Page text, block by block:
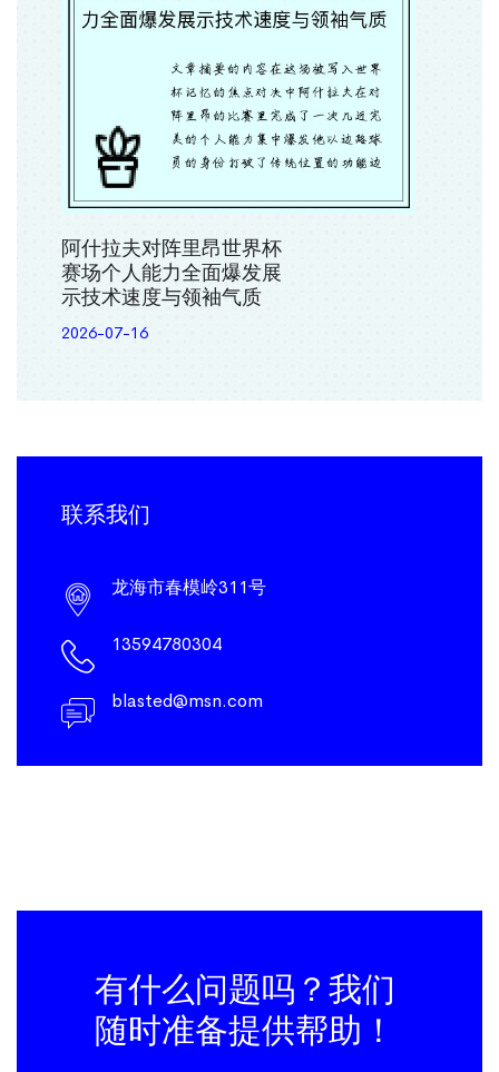
阿什拉夫对阵里昂世界杯
赛场个人能力全面爆发展
示技术速度与领袖气质
2026-07-16
联系我们
龙海市春模岭311号
13594780304
blasted@msn.com
有什么问题吗？我们
随时准备提供帮助！